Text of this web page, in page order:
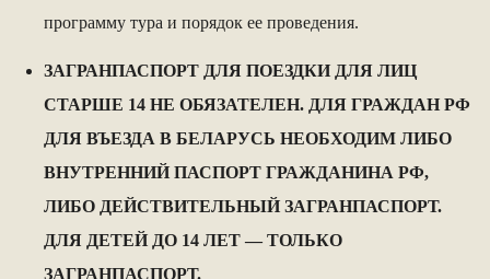
программу тура и порядок ее проведения.
ЗАГРАНПАСПОРТ ДЛЯ ПОЕЗДКИ ДЛЯ ЛИЦ
СТАРШЕ 14 НЕ ОБЯЗАТЕЛЕН. ДЛЯ ГРАЖДАН РФ
ДЛЯ ВЪЕЗДА В БЕЛАРУСЬ НЕОБХОДИМ ЛИБО
ВНУТРЕННИЙ ПАСПОРТ ГРАЖДАНИНА РФ,
ЛИБО ДЕЙСТВИТЕЛЬНЫЙ ЗАГРАНПАСПОРТ.
ДЛЯ ДЕТЕЙ ДО 14 ЛЕТ — ТОЛЬКО
ЗАГРАНПАСПОРТ.